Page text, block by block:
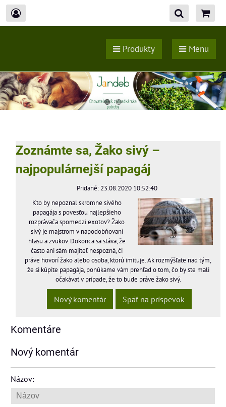
Produkty Menu
Zoznámte sa, Žako sivý –
najpopulárnejší papagáj
Pridané: 23.08.2020 10:52:40
Kto by nepoznal skromne sivého
papagája s povesťou najlepšieho
rozprávača spomedzi exotov? Žako
sivý je majstrom v napodobňovaní
hlasu a zvukov. Dokonca sa stáva, že
často ani sám majiteľ nespozná, či
práve hovorí žako alebo osoba, ktorú imituje. Ak rozmýšľate nad tým,
že si kúpite papagája, ponúkame vám prehľad o tom, čo by ste mali
očakávať v prípade, že to bude práve žako sivý.
Späť na príspevok
Nový komentár
Komentáre
Nový komentár
Názov: